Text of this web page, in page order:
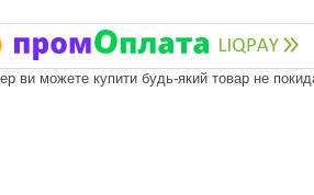
ви можете купити будь-який товар не